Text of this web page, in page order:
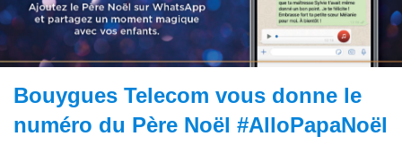
Bouygues Telecom vous donne le
numéro du Père Noël #AlloPapaNoël